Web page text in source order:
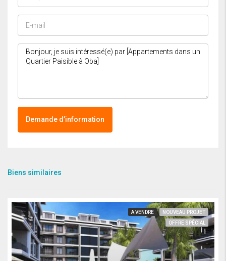
Demande d’information
Biens similaires
A VENDRE
NOUVEAU PROJET
OFFRE SPÉCIAL